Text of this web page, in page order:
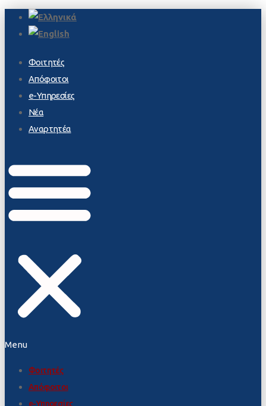
Φοιτητές
Απόφοιτοι
e-Υπηρεσίες
Νέα
Αναρτητέα
Menu
Φοιτητές
Απόφοιτοι
e-Υπηρεσίες